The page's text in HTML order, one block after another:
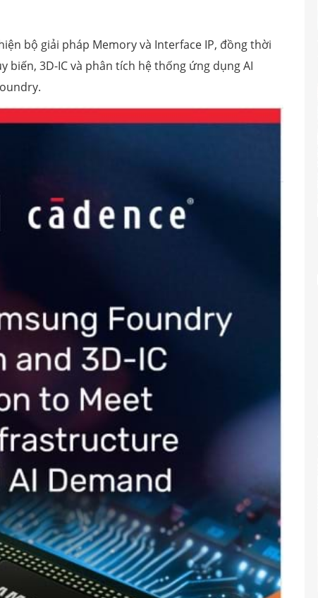
bộ giải pháp Memory và Interface IP, đồng thời
3D-IC và phân tích hệ thống ứng dụng AI